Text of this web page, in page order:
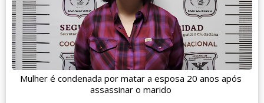
Mulher é condenada por matar a esposa 20 anos após
assassinar o marido